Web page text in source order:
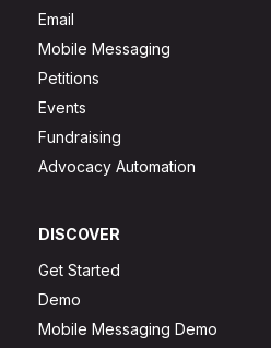
Email
Mobile Messaging
Petitions
Events
Fundraising
Advocacy Automation
DISCOVER
Get Started
Demo
Mobile Messaging Demo